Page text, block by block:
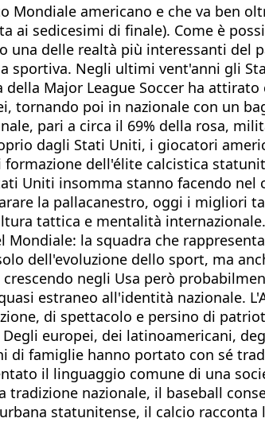
Mondiale americano e che va
ai sedicesimi di finale). Come è
una delle realtà più interessanti del
sportiva. Negli ultimi vent'anni gli
Major League Soccer ha
tornando poi in nazionale con un
pari a circa il 69% della rosa,
dagli Stati Uniti, i giocatori
formazione dell'élite calcistica
Uniti insomma stanno facendo
la pallacanestro, oggi i migliori
tattica e mentalità internazionale.
la squadra che
dell'evoluzione dello sport, ma
negli Usa però
estraneo all'identità nazionale.
di spettacolo e persino di
europei, dei latinoamericani,
di famiglie hanno portato con sé
il linguaggio comune di una
nazionale, il baseball
statunitense, il calcio